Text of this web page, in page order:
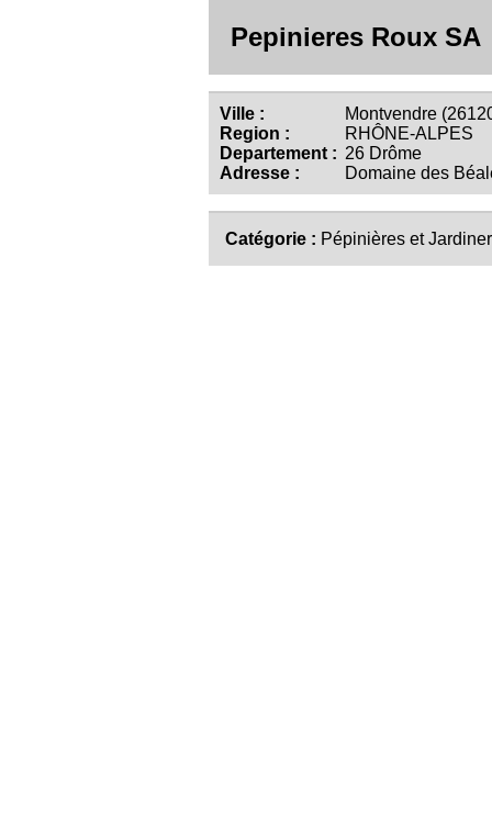
Pepinieres Roux SA
Ville :
Montvendre
Region :
RHÔNE-ALPES
Departement : 26 Drôme
Adresse :
Domaine des
Catégorie : Pépinières et